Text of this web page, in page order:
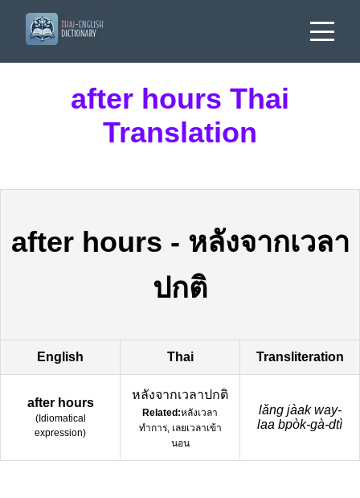
after hours Thai
Translation
after hours - หลังจากเวลา
ปกติ
English Thai Transliteration
after hours
(Idiomatical
expression)
หลังจากเวลาปกติ
Related:หลังเวลา
ทำการ, เลยเวลาเข้า
นอน
lǎng jàak way-
laa bpòk-gà-dtì